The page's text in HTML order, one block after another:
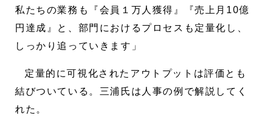
私たちの業務も『会員１万人獲得』『売上月10億
円達成』と、部門におけるプロセスも定量化し、
しっかり追っていきます」
定量的に可視化されたアウトプットは評価とも
結びついている。三浦氏は人事の例で解説してく
れた。